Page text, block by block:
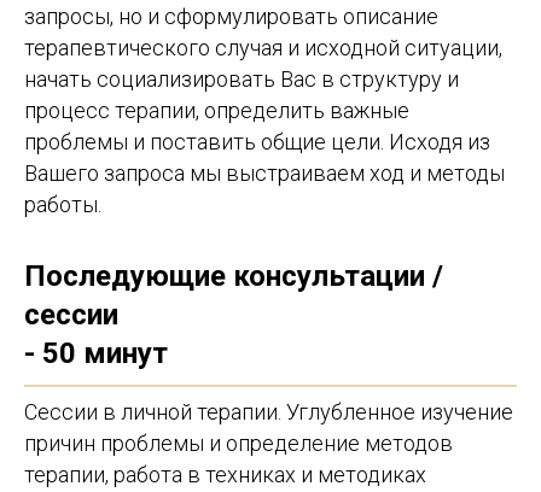
запросы, но и сформулировать описание
терапевтического случая и исходной ситуации,
начать социализировать Вас в структуру и
процесс терапии, определить важные
проблемы и поставить общие цели. Исходя из
Вашего запроса мы выстраиваем ход и методы
работы.
Последующие консультации /
сессии
- 50 минут
Сессии в личной терапии. Углубленное изучение
причин проблемы и определение методов
терапии, работа в техниках и методиках